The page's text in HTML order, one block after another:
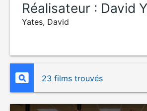
Réalisateur : David
Yates, David
23 films trouvés